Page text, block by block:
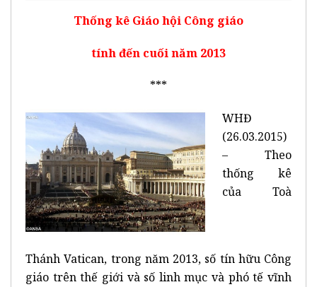
Thống kê Giáo hội Công giáo
tính đến cuối năm 2013
***
WHĐ
(26.03.2015)
– Theo
thống kê
của Toà
Thánh Vatican, trong năm 2013, số tín hữu Công
giáo trên thế giới và số linh mục và phó tế vĩnh